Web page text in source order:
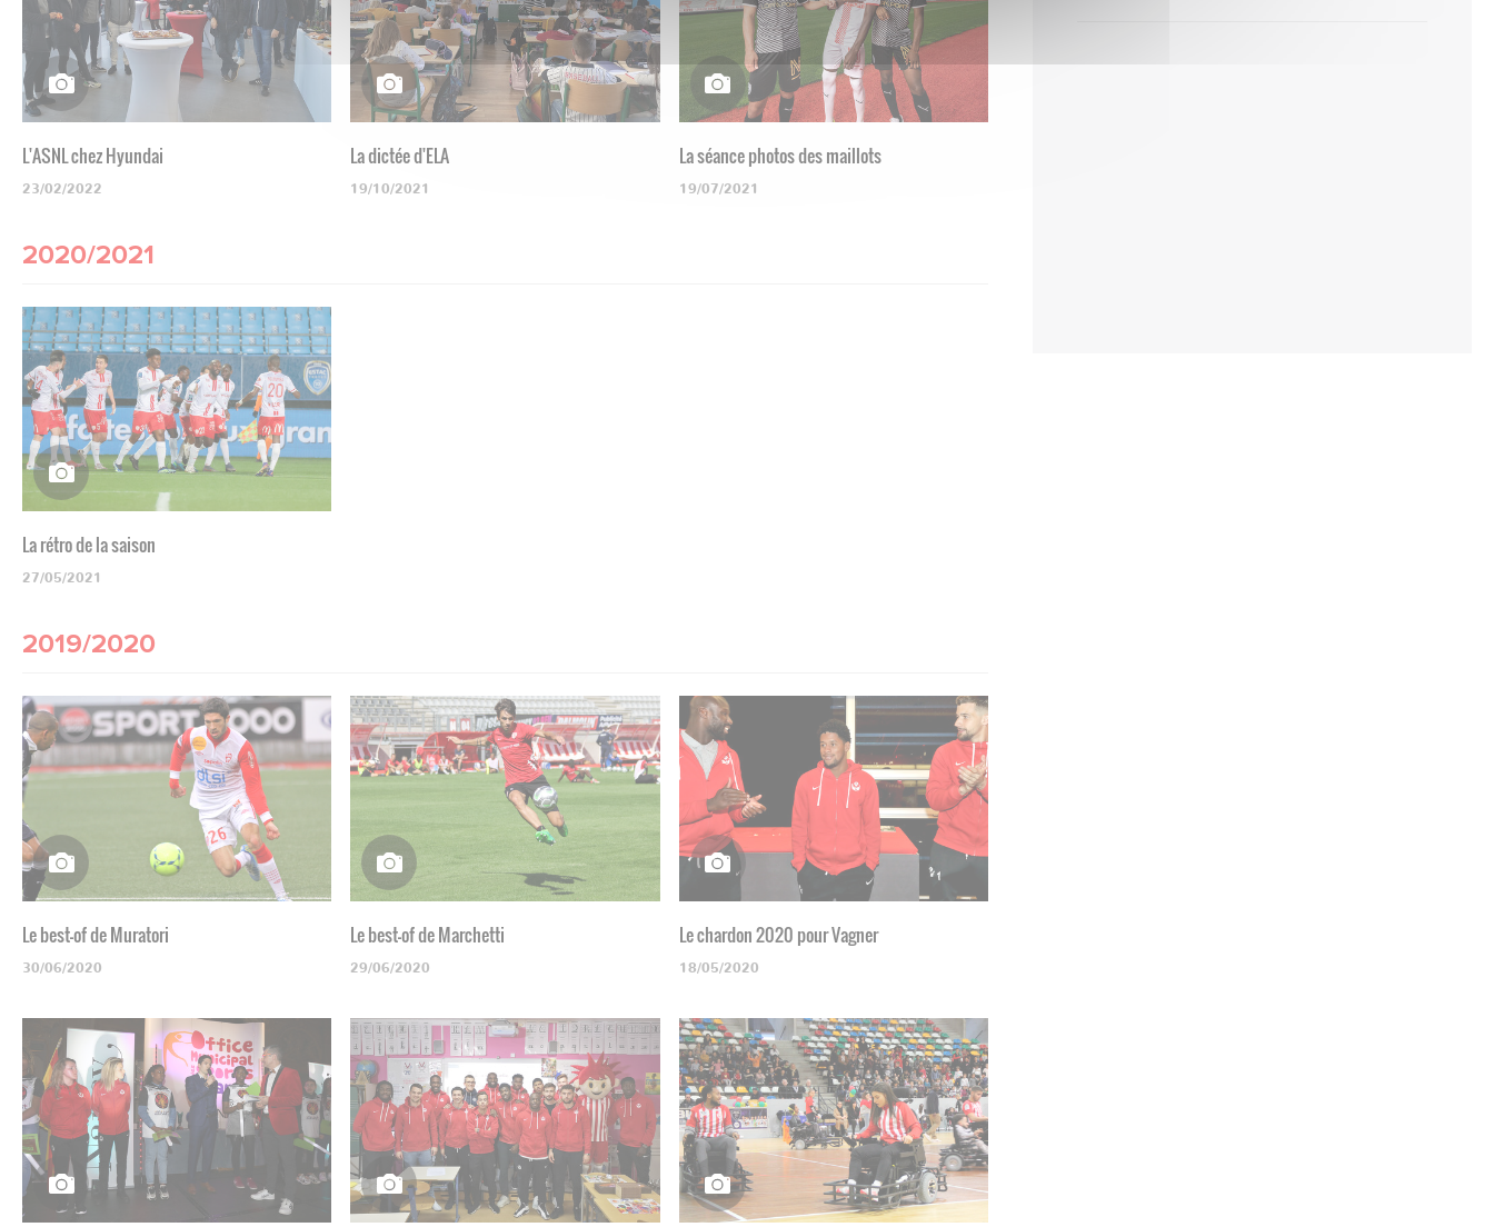
L'ASNL chez Hyundai
23/02/2022
La dictée d'ELA
19/10/2021
La séance photos des maillots
19/07/2021
2020/2021
La rétro de la saison
27/05/2021
2019/2020
Le best-of de Muratori
30/06/2020
Le best-of de Marchetti
29/06/2020
Le chardon 2020 pour Vagner
18/05/2020